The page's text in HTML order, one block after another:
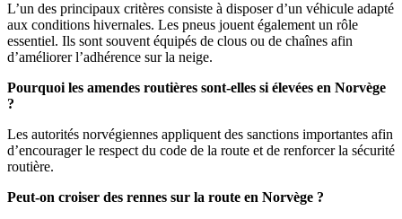
L’un des principaux critères consiste à disposer d’un véhicule adapté
aux conditions hivernales. Les pneus jouent également un rôle
essentiel. Ils sont souvent équipés de clous ou de chaînes afin
d’améliorer l’adhérence sur la neige.
Pourquoi les amendes routières sont-elles si élevées en Norvège
?
Les autorités norvégiennes appliquent des sanctions importantes afin
d’encourager le respect du code de la route et de renforcer la sécurité
routière.
Peut-on croiser des rennes sur la route en Norvège ?